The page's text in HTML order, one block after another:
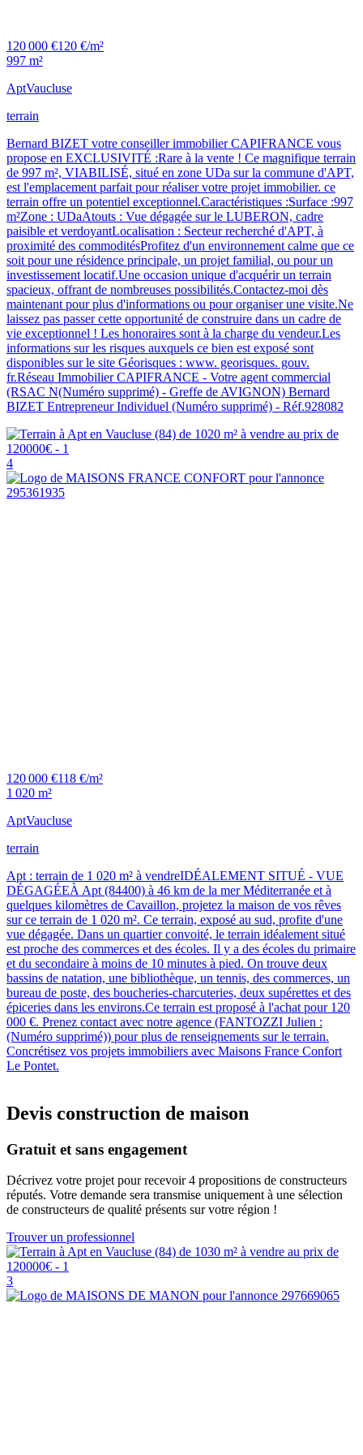
120 000 €120 €/m²
997 m²
AptVaucluse
terrain
Bernard BIZET votre conseiller immobilier CAPIFRANCE vous
propose en EXCLUSIVITÉ :Rare à la vente ! Ce magnifique terrain
de 997 m², VIABILISÉ, situé en zone UDa sur la commune d'APT,
est l'emplacement parfait pour réaliser votre projet immobilier. ce
terrain offre un potentiel exceptionnel.Caractéristiques :Surface :997
m²Zone : UDaAtouts : Vue dégagée sur le LUBERON, cadre
paisible et verdoyantLocalisation : Secteur recherché d'APT, à
proximité des commoditésProfitez d'un environnement calme que ce
soit pour une résidence principale, un projet familial, ou pour un
investissement locatif.Une occasion unique d'acquérir un terrain
spacieux, offrant de nombreuses possibilités.Contactez-moi dès
maintenant pour plus d'informations ou pour organiser une visite.Ne
laissez pas passer cette opportunité de construire dans un cadre de
vie exceptionnel ! Les honoraires sont à la charge du vendeur.Les
informations sur les risques auxquels ce bien est exposé sont
disponibles sur le site Géorisques : www. georisques. gouv.
fr.Réseau Immobilier CAPIFRANCE - Votre agent commercial
(RSAC N(Numéro supprimé) - Greffe de AVIGNON) Bernard
BIZET Entrepreneur Individuel (Numéro supprimé) - Réf.928082
4
120 000 €118 €/m²
1 020 m²
AptVaucluse
terrain
Apt : terrain de 1 020 m² à vendreIDÉALEMENT SITUÉ - VUE
DÉGAGÉEÀ Apt (84400) à 46 km de la mer Méditerranée et à
quelques kilomètres de Cavaillon, projetez la maison de vos rêves
sur ce terrain de 1 020 m². Ce terrain, exposé au sud, profite d'une
vue dégagée. Dans un quartier convoité, le terrain idéalement situé
est proche des commerces et des écoles. Il y a des écoles du primaire
et du secondaire à moins de 10 minutes à pied. On trouve deux
bassins de natation, une bibliothèque, un tennis, des commerces, un
bureau de poste, des boucheries-charcuteries, deux supérettes et des
épiceries dans les environs.Ce terrain est proposé à l'achat pour 120
000 €. Prenez contact avec notre agence (FANTOZZI Julien :
(Numéro supprimé)) pour plus de renseignements sur le terrain.
Concrétisez vos projets immobiliers avec Maisons France Confort
Le Pontet.
Devis construction de maison
Gratuit et sans engagement
Décrivez votre projet pour recevoir 4 propositions de constructeurs
réputés. Votre demande sera transmise uniquement à une sélection
de constructeurs de qualité présents sur votre région !
Trouver un professionnel
3